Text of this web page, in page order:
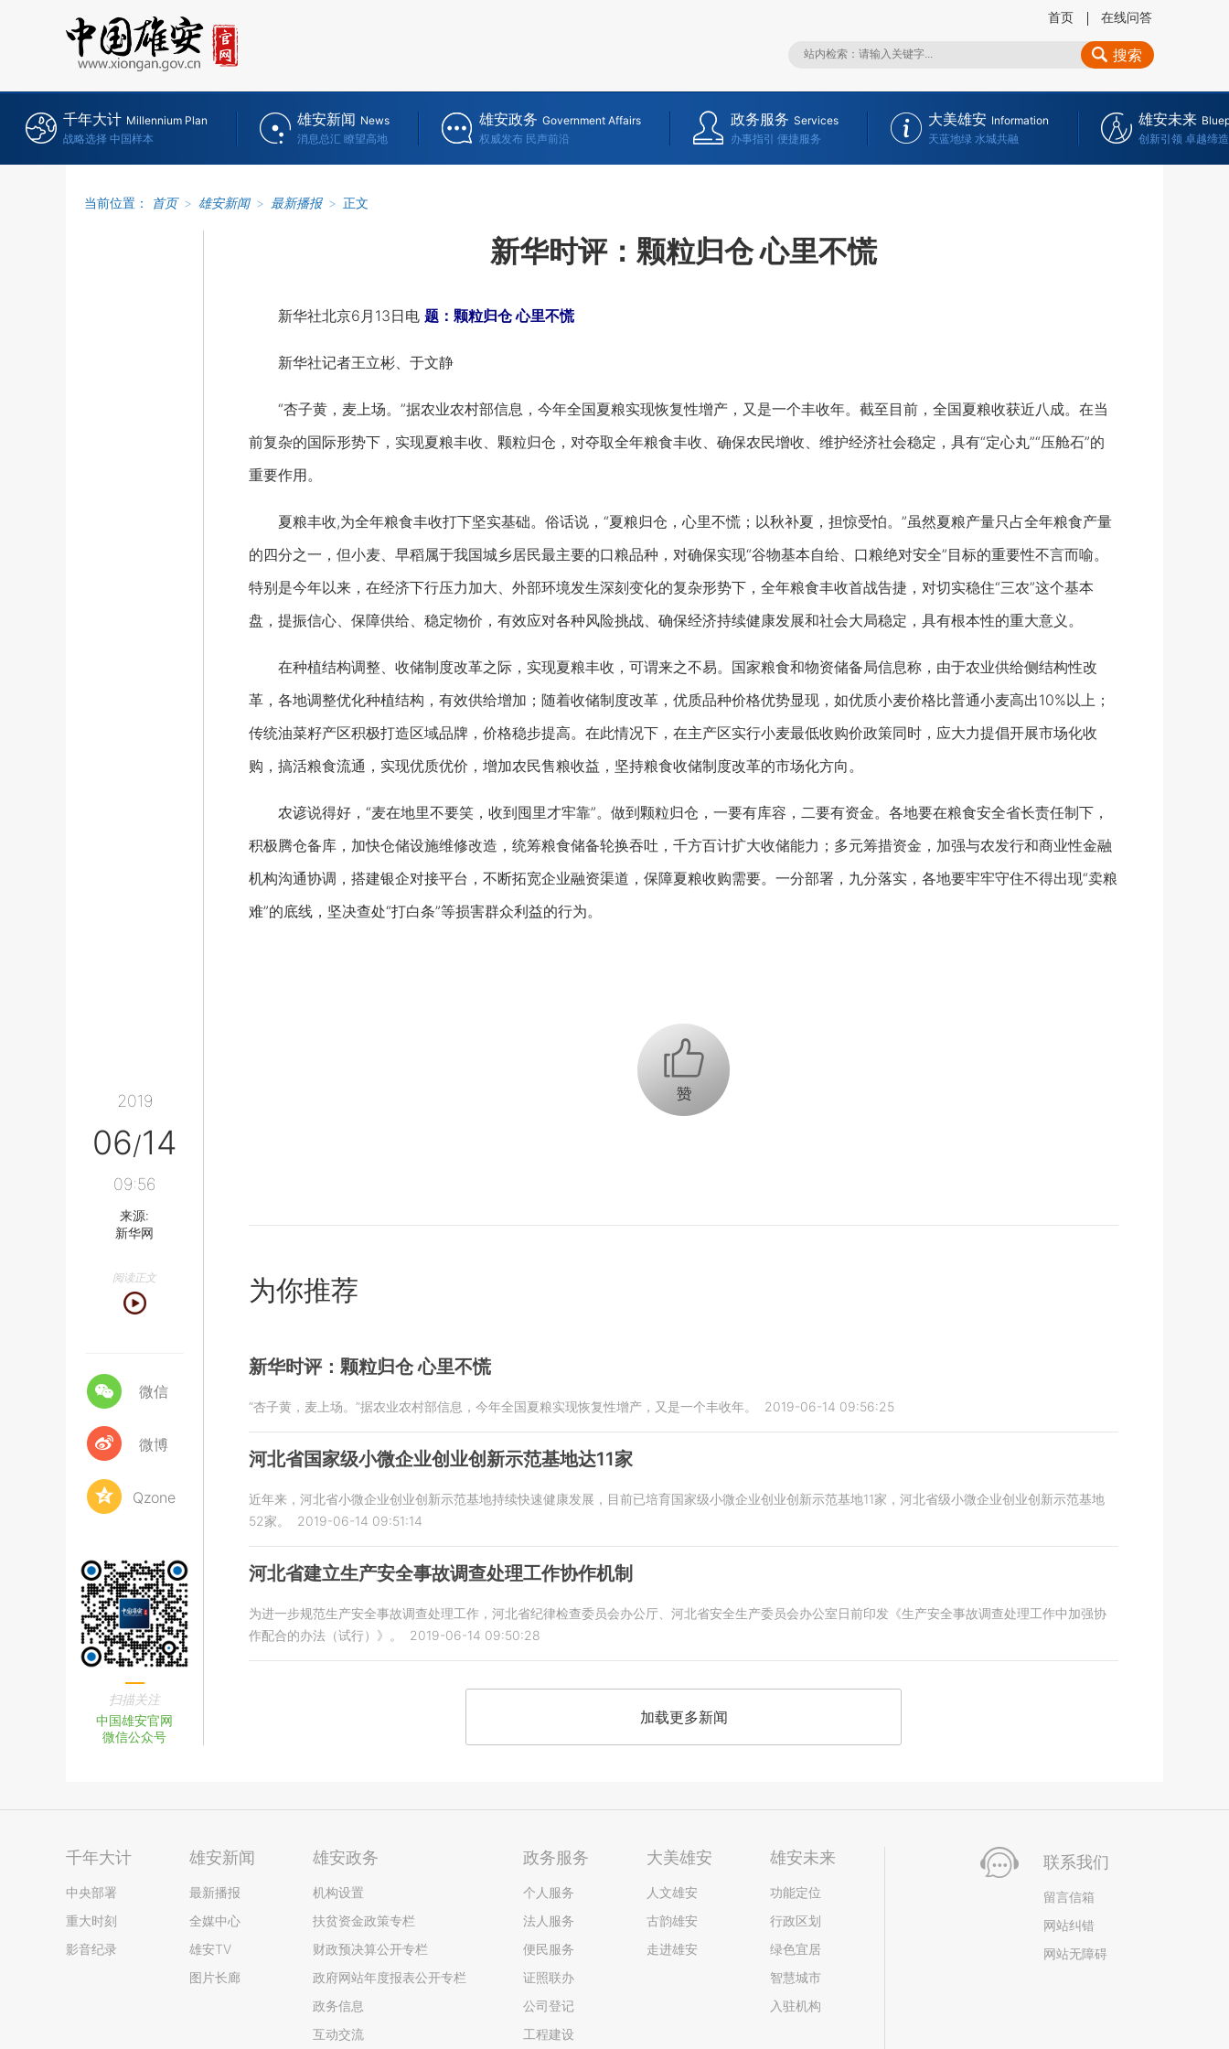
首页 在线问答
搜索
千年大计 Millennium Plan
战略选择 中国样本
雄安新闻 News
消息总汇 瞭望高地
雄安政务 Government Affairs
权威发布 民声前沿
政务服务 Services
办事指引 便捷服务
大美雄安 Information
天蓝地绿 水城共融
雄安未来
创新引领 卓越缔造
当前位置： 首页 > 雄安新闻 > 最新播报 > 正文
2019
06/14
09:56
来源:
新华网
阅读正文
微信
微博
Qzone
扫描关注
中国雄安官网
微信公众号
新华时评：颗粒归仓 心里不慌
新华社北京6月13日电 题：颗粒归仓 心里不慌
新华社记者王立彬、于文静
“杏子黄，麦上场。”据农业农村部信息，今年全国夏粮实现恢复性增产，又是一个丰收年。截至目前，全国夏粮收获近八成。在当
前复杂的国际形势下，实现夏粮丰收、颗粒归仓，对夺取全年粮食丰收、确保农民增收、维护经济社会稳定，具有“定心丸”“压舱石”的
重要作用。
夏粮丰收,为全年粮食丰收打下坚实基础。俗话说，“夏粮归仓，心里不慌；以秋补夏，担惊受怕。”虽然夏粮产量只占全年粮食产量
的四分之一，但小麦、早稻属于我国城乡居民最主要的口粮品种，对确保实现“谷物基本自给、口粮绝对安全”目标的重要性不言而喻。
特别是今年以来，在经济下行压力加大、外部环境发生深刻变化的复杂形势下，全年粮食丰收首战告捷，对切实稳住“三农”这个基本
盘，提振信心、保障供给、稳定物价，有效应对各种风险挑战、确保经济持续健康发展和社会大局稳定，具有根本性的重大意义。
在种植结构调整、收储制度改革之际，实现夏粮丰收，可谓来之不易。国家粮食和物资储备局信息称，由于农业供给侧结构性改
革，各地调整优化种植结构，有效供给增加；随着收储制度改革，优质品种价格优势显现，如优质小麦价格比普通小麦高出10%以上；
传统油菜籽产区积极打造区域品牌，价格稳步提高。在此情况下，在主产区实行小麦最低收购价政策同时，应大力提倡开展市场化收
购，搞活粮食流通，实现优质优价，增加农民售粮收益，坚持粮食收储制度改革的市场化方向。
农谚说得好，“麦在地里不要笑，收到囤里才牢靠”。做到颗粒归仓，一要有库容，二要有资金。各地要在粮食安全省长责任制下，
积极腾仓备库，加快仓储设施维修改造，统筹粮食储备轮换吞吐，千方百计扩大收储能力；多元筹措资金，加强与农发行和商业性金融
机构沟通协调，搭建银企对接平台，不断拓宽企业融资渠道，保障夏粮收购需要。一分部署，九分落实，各地要牢牢守住不得出现“卖粮
难”的底线，坚决查处“打白条”等损害群众利益的行为。
+1
为你推荐
新华时评：颗粒归仓 心里不慌
“杏子黄，麦上场。”据农业农村部信息，今年全国夏粮实现恢复性增产，又是一个丰收年。 2019-06-14 09:56:25
河北省国家级小微企业创业创新示范基地达11家
近年来，河北省小微企业创业创新示范基地持续快速健康发展，目前已培育国家级小微企业创业创新示范基地11家，河北省级小微企业创业创新示范基地
52家。
2019-06-14 09:51:14
河北省建立生产安全事故调查处理工作协作机制
为进一步规范生产安全事故调查处理工作，河北省纪律检查委员会办公厅、河北省安全生产委员会办公室日前印发《生产安全事故调查处理工作中加强协
作配合的办法（试行）》。
2019-06-14 09:50:28
加载更多新闻
千年大计
中央部署
重大时刻
影音纪录
雄安新闻
最新播报
全媒中心
雄安TV
图片长廊
雄安政务
机构设置
扶贫资金政策专栏
财政预决算公开专栏
政府网站年度报表公开专栏
政务信息
互动交流
政务服务
个人服务
法人服务
便民服务
证照联办
公司登记
工程建设
大美雄安
人文雄安
古韵雄安
走进雄安
雄安未来
功能定位
行政区划
绿色宜居
智慧城市
入驻机构
联系我们
留言信箱
网站纠错
网站无障碍